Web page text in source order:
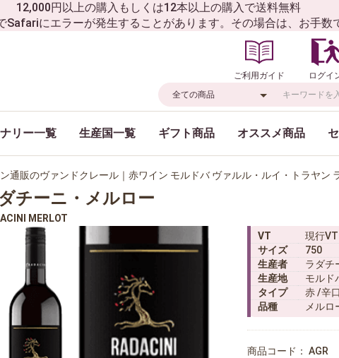
12,000円以上の購入もしくは12本以上の購入で送料無料
にエラーが発生することがあります。その場合は、お手数
ご利用ガイド ログイ
リー一覧 生産国一覧 ギフト商品 オススメ商品
通販のヴァンドクレール｜赤ワイン モルドバ ヴァルル・ルイ・トラヤン
チーニ・メルロー
MERLOT
VT
現行VT
サイズ
750
生産者
ラダチ
生産地
モルド
タイプ
赤 /辛
品種
メルロ
商品コード： AGR